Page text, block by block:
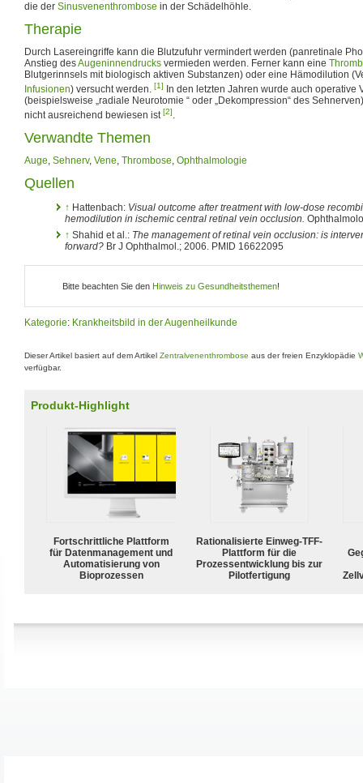
die der Sinusvenenthrombose in der Schädelhöhle.
Therapie
Durch Lasereingriffe kann die Blutzufuhr vermindert werden (panretinale
Anstieg desAugeninnendrucks vermieden werden. Ferner kann eine
Blutgerinnsels mit biologisch aktiven Substanzen) oder eine Hämodilution
Infusionen) versucht werden. [1]
In den letzten Jahren wurde auch operative
(beispielsweise „radiale Neurotomie “ oder „Dekompression“ des
nicht ausreichend bewiesen ist[2].
Verwandte Themen
Auge, Sehnerv, Vene, Thrombose, Ophthalmologie
Quellen
↑ Hattenbach: Visual outcome after treatment with low-dose
hemodilution in ischemic central retinal vein occlusion.
↑ Shahid et al.: The management of retinal vein occlusion: is
forward? Br J Ophthalmol.; 2006. PMID 16622095
Bitte beachten Sie den Hinweis zu Gesundheitsthemen!
Kategorie: Krankheitsbild in der Augenheilkunde
Dieser Artikel basiert auf dem Artikel Zentralvenenthrombose aus der freien Enzyklopädie
verfügbar.
Produkt-Highlight
Fortschrittliche Plattform
für Datenmanagement und
Automatisierung von
Bioprozessen
Rationalisierte Einweg-TFF-
Plattform für die
Prozessentwicklung bis zur
Pilotfertigung